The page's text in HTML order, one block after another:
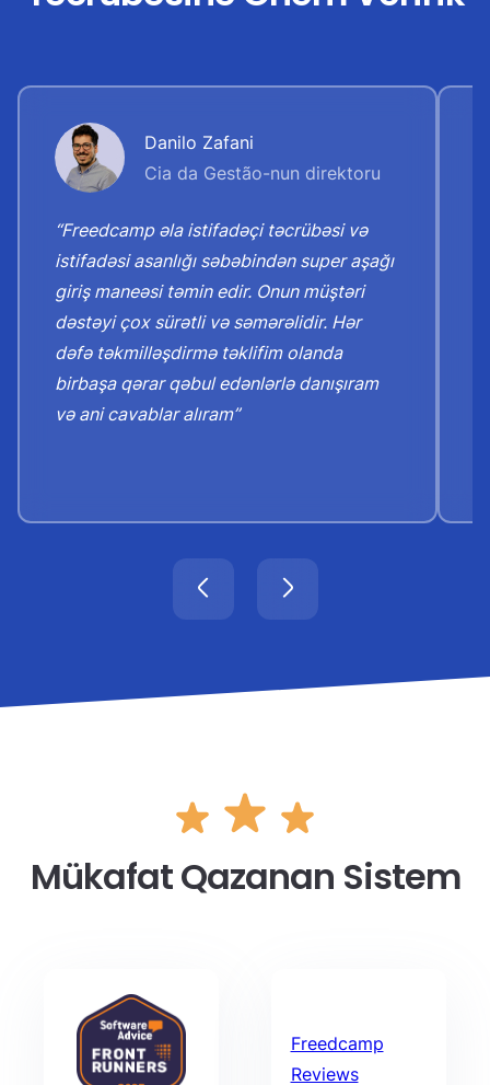
Danilo Zafani
Cia da Gestão-nun direktoru
“Freedcamp əla istifadəçi təcrübəsi və
istifadəsi asanlığı səbəbindən super aşağı
giriş maneəsi təmin edir. Onun müştəri
dəstəyi çox sürətli və səmərəlidir. Hər
dəfə təkmilləşdirmə təklifim olanda
birbaşa qərar qəbul edənlərlə danışıram
və ani cavablar alıram”
Mükafat Qazanan Sistem
Freedcamp
Reviews